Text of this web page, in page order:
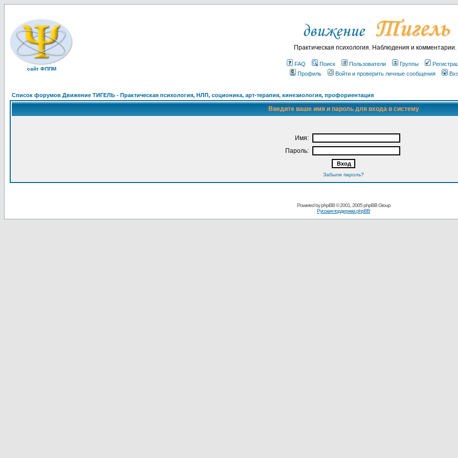
сайт ФППМ
Практическая психология. Наблюдения и комментарии.
FAQ Поиск Пользователи Группы
Профиль
Войти и проверить личные сообщения
Список форумов Движение ТИГЕЛЬ - Практическая психология, НЛП, соционика, арт-терапия, кинезиология, профориентация
Введите ваше имя и пароль для входа в систему
Имя:
Пароль:
Забыли пароль?
Powered byphpBB© 2001, 2005 phpBB Group
Русская поддержка phpBB